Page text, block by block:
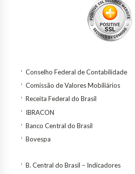
Conselho Federal de Contabilidade
Comissão de Valores Mobiliários
Receita Federal do Brasil
IBRACON
Banco Central do Brasil
Bovespa
B. Central do Brasil – Indicadores